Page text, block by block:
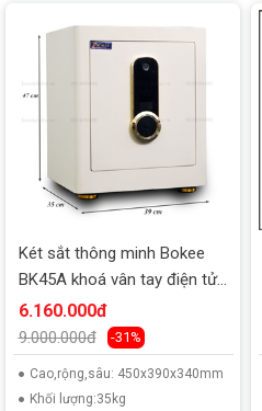
Két sắt thông minh Bokee
BK45A khoá vân tay điện tử
kết nối điện thoại
6.160.000đ
9.000.000đ -31%
Cao,rộng,sâu: 450x390x340mm
Khối lượng:35kg